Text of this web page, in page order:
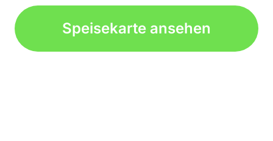
Speisekarte ansehen